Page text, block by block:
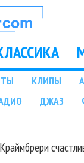
КЛИПЫ
ДЖАЗ